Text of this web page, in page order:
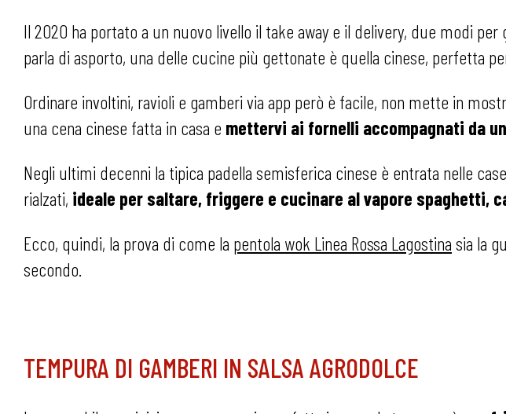
Il 2020 ha portato a un nuovo livello il take away e il delivery, due modi
parla di asporto, una delle cucine più gettonate è quella cinese, perfetta
Ordinare involtini, ravioli e gamberi via app però è facile, non mette in
una cena cinese fatta in casa e mettervi ai fornelli accompagnati da
Negli ultimi decenni la tipica padella semisferica cinese è entrata nelle
rialzati, ideale per saltare, friggere e cucinare al vapore spaghetti,
Ecco, quindi, la prova di come la pentola wok Linea Rossa Lagostina sia la
secondo.
TEMPURA DI GAMBERI IN SALSA AGRODOLCE